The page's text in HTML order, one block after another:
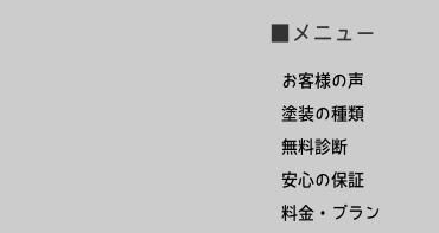
■メニュー
お客様の声
塗装の種類
無料診断
安心の保証
料金・プラン